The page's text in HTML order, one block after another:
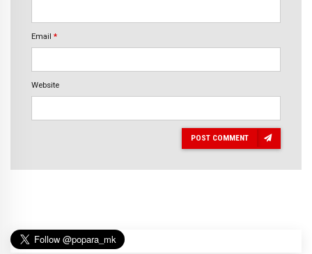
Email *
Website
POST COMMENT